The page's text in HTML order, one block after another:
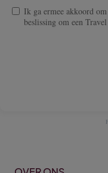
Ik ga ermee akkoord
beslissing om een